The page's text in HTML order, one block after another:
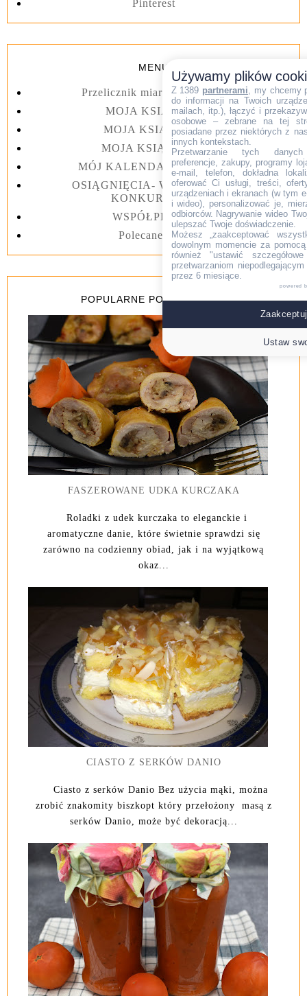
Pinterest
MENU
Przelicznik miar kuchennych
MOJA KSIĄŻKA I
MOJA KSIĄŻKA II
MOJA KSIĄŻKA III
MÓJ KALENDARZ 2023 rok
OSIĄGNIĘCIA- WYGRANE W
KONKURSACH
WSPÓŁPRACA
Polecane linki
POPULARNE POSTY Z 7 DNI
FASZEROWANE UDKA KURCZAKA
Roladki z udek kurczaka to eleganckie i
aromatyczne danie, które świetnie sprawdzi się
zarówno na codzienny obiad, jak i na wyjątkową
okaz...
CIASTO Z SERKÓW DANIO
Ciasto z serków Danio Bez użycia mąki, można
zrobić znakomity biszkopt który przełożony masą z
serków Danio, może być dekoracją...
Używamy plików
Z 1389 partnerami, my chcemy
do informacji na Twoich
mailach, itp.), łączyć i
osobowe – zebrane na tej
posiadane przez niektórych z
innych kontekstach.
Przetwarzanie tych danych
preferencje, zakupy, programy
e-mail, telefon, dokładna
oferować Ci usługi, treści,
urządzeniach i ekranach (w tym
i wideo), personalizować je,
odbiorców. Nagrywanie wideo
ulepszać Twoje doświadczenie.
Możesz „zaakceptować
dowolnym momencie za
również "ustawić
przetwarzaniom
przez 6 miesiące.
powered
Ustaw